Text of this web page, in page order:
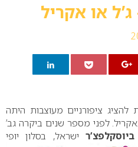
ג’ל או אקריל
ציפורניים מעוצבות היתה
לפני מספר שנים ביקרה גב’
ביוסקלפצ’ר ישראל, בסלון יופי